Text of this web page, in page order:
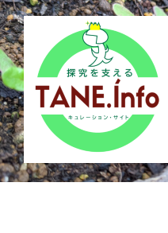
Skip
to
content
Skip
to
main
navigation
Skip
to
footer